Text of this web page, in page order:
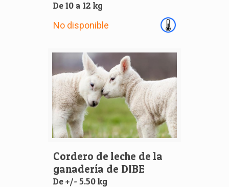
De 10 a 12 kg
No disponible
Cordero de leche de la
ganadería de DIBE
De +/- 5.50 kg